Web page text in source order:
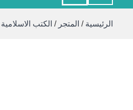
الرئيسية / المتجر / الكتب الاسلامية